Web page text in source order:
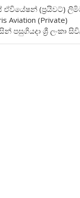
ඒවියේෂන් (ප්‍රයිවට්)
Aviation (Private)
පසුගියදා ශ්‍රී ලංකා